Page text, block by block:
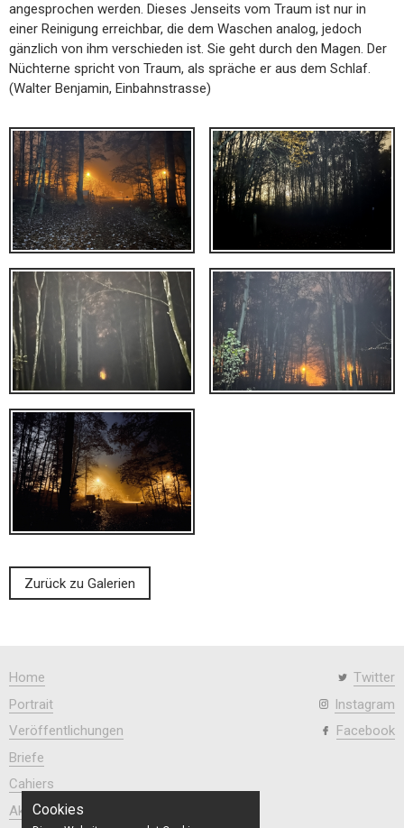
angesprochen werden. Dieses Jenseits vom Traum ist nur in
einer Reinigung erreichbar, die dem Waschen analog, jedoch
gänzlich von ihm verschieden ist. Sie geht durch den Magen. Der
Nüchterne spricht von Traum, als spräche er aus dem Schlaf.
(Walter Benjamin, Einbahnstrasse)
Zurück zu Galerien
Home
Portrait
Veröffentlichungen
Briefe
Cahiers
Aktuell
Twitter
Instagram
Facebook
Cookies